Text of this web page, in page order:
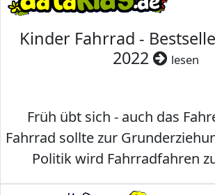
Kinder Fahrrad -
2022
lesen
Früh übt sich - auch das
Fahrrad sollte zur
Politik wird Fahrradfahren